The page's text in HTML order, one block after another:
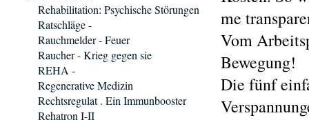
me
Vom
Bewegung!
Die fünf
Rehabilitation: Psychische Störungen
Ratschläge -
Rauchmelder - Feuer
Raucher - Krieg gegen sie
REHA -
Regenerative Medizin
Rechtsregulat . Ein Immunbooster
Rehatron I-II